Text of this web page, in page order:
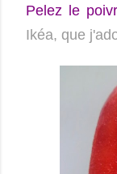
Pelez le
Ikéa, que